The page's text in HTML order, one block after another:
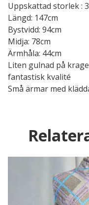
Uppskattad storlek :
Längd: 147cm
Bystvidd: 94cm
Midja: 78cm
Ärmhåla: 44cm
Liten gulnad på
fantastisk kvalité
Små ärmar med